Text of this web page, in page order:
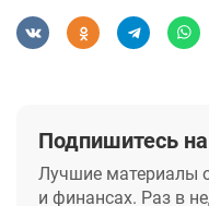
Подпишитесь
Лучшие материалы
и финансах. Раз в